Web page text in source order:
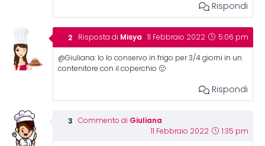
Rispondi
Risposta di Misya 11 Febbraio 2022 5:06 pm
@Giuliana: Io lo conservo in frigo per 3/4 giorni in un
contenitore con il coperchio 🙂
Rispondi
Commento di Giuliana
11 Febbraio 2022 1:35 pm